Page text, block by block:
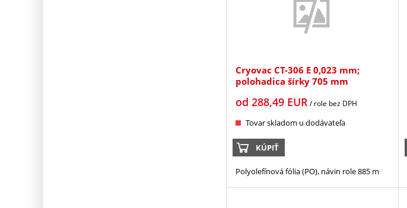
Cryovac CT-306 E 0,023 mm;
polohadica šírky 705 mm
od 288,49EUR/ role bez DPH
Tovar skladom u dodávateľa
KÚPIŤ
Polyolefínová fólia (PO), návin role 885 m